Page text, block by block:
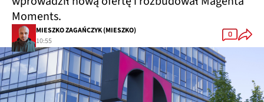
Moments.
MIESZKO ZAGAŃCZYK (MIESZKO)
10:55
0